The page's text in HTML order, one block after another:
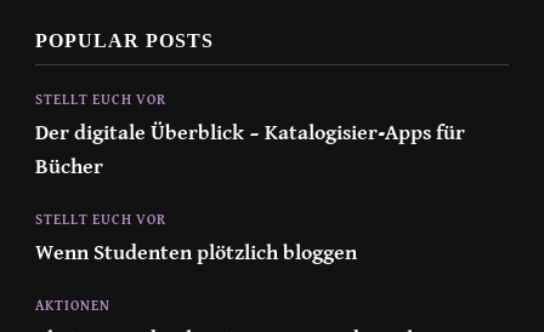
POPULAR POSTS
STELLT EUCH VOR
Der digitale Überblick – Katalogisier-Apps für
Bücher
STELLT EUCH VOR
Wenn Studenten plötzlich bloggen
AKTIONEN